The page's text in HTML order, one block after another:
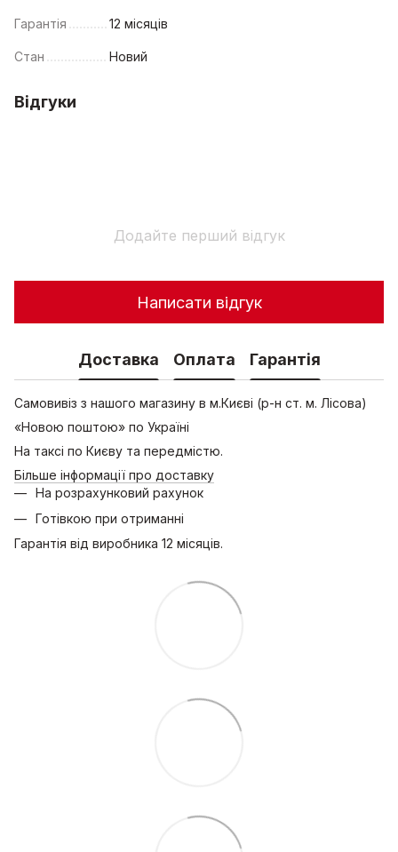
Гарантія 12 місяців
Стан Новий
Відгуки
Додайте перший відгук
Написати відгук
Доставка Оплата Гарантія
Самовивіз з нашого магазину в м.Києві (р-н ст. м. Лісова)
«Новою поштою» по Україні
На таксі по Києву та передмістю.
Більше інформації про доставку
На розрахунковий рахунок
Готівкою при отриманні
Гарантія від виробника 12 місяців.